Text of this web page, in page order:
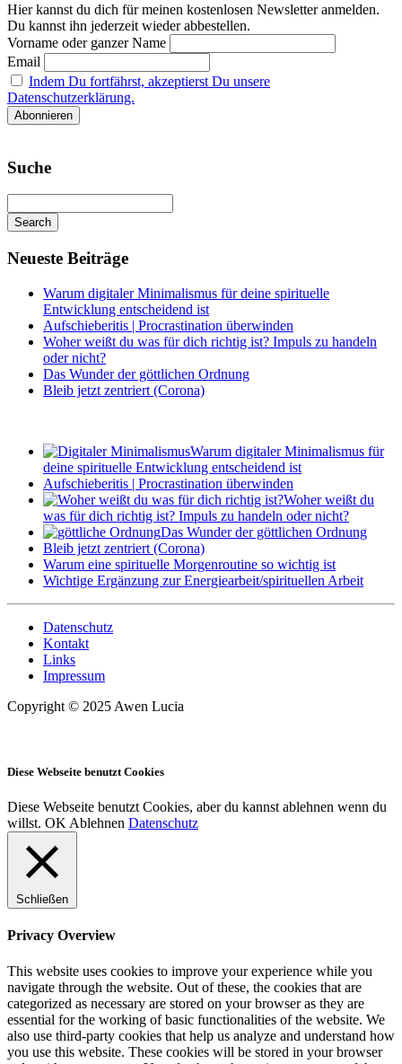
Hier kannst du dich für meinen kostenlosen Newsletter anmelden.
Du kannst ihn jederzeit wieder abbestellen.
Vorname oder ganzer Name
Email
Indem Du fortfährst, akzeptierst Du unsere
Datenschutzerklärung.
Suche
Search
is
progress
Neueste Beiträge
Warum digitaler Minimalismus für deine spirituelle
Entwicklung entscheidend ist
Aufschieberitis | Procrastination überwinden
Woher weißt du was für dich richtig ist? Impuls zu handeln
oder nicht?
Das Wunder der göttlichen Ordnung
Bleib jetzt zentriert (Corona)
Warum digitaler Minimalismus für
deine spirituelle Entwicklung entscheidend ist
Aufschieberitis | Procrastination überwinden
Woher weißt du
was für dich richtig ist? Impuls zu handeln oder nicht?
Das Wunder der göttlichen Ordnung
Bleib jetzt zentriert (Corona)
Warum eine spirituelle Morgenroutine so wichtig ist
Wichtige Ergänzung zur Energiearbeit/spirituellen Arbeit
Datenschutz
Kontakt
Links
Impressum
Copyright © 2025 Awen Lucia
Diese Webseite benutzt Cookies
Diese Webseite benutzt Cookies, aber du kannst ablehnen wenn du
willst. OK Ablehnen Datenschutz
Schließen
Privacy Overview
This website uses cookies to improve your experience while you
navigate through the website. Out of these, the cookies that are
categorized as necessary are stored on your browser as they are
essential for the working of basic functionalities of the website. We
also use third-party cookies that help us analyze and understand how
you use this website. These cookies will be stored in your browser